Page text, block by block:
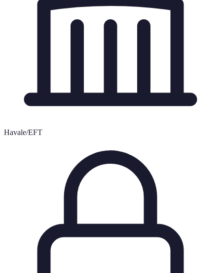
Havale/EFT